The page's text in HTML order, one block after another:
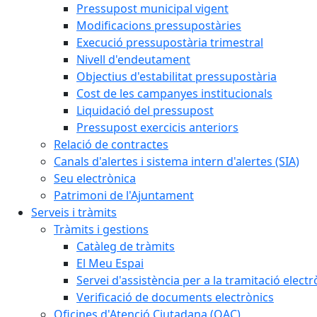
Pressupost municipal vigent
Modificacions pressupostàries
Execució pressupostària trimestral
Nivell d'endeutament
Objectius d'estabilitat pressupostària
Cost de les campanyes institucionals
Liquidació del pressupost
Pressupost exercicis anteriors
Relació de contractes
Canals d'alertes i sistema intern d'alertes (SIA)
Seu electrònica
Patrimoni de l'Ajuntament
Serveis i tràmits
Tràmits i gestions
Catàleg de tràmits
El Meu Espai
Servei d'assistència per a la tramitació
Verificació de documents electrònics